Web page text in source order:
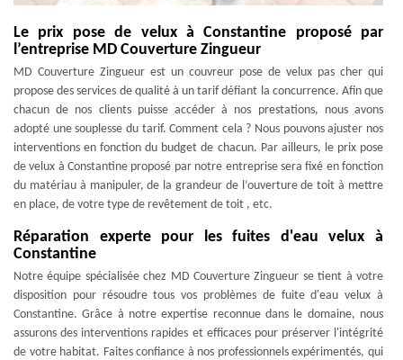
Le prix pose de velux à Constantine proposé par
l’entreprise MD Couverture Zingueur
MD Couverture Zingueur est un couvreur pose de velux pas cher qui
propose des services de qualité à un tarif défiant la concurrence. Afin que
chacun de nos clients puisse accéder à nos prestations, nous avons
adopté une souplesse du tarif. Comment cela ? Nous pouvons ajuster nos
interventions en fonction du budget de chacun. Par ailleurs, le prix pose
de velux à Constantine proposé par notre entreprise sera fixé en fonction
du matériau à manipuler, de la grandeur de l’ouverture de toit à mettre
en place, de votre type de revêtement de toit , etc.
Réparation experte pour les fuites d'eau velux à
Constantine
Notre équipe spécialisée chez MD Couverture Zingueur se tient à votre
disposition pour résoudre tous vos problèmes de fuite d'eau velux à
Constantine. Grâce à notre expertise reconnue dans le domaine, nous
assurons des interventions rapides et efficaces pour préserver l'intégrité
de votre habitat. Faites confiance à nos professionnels expérimentés, qui